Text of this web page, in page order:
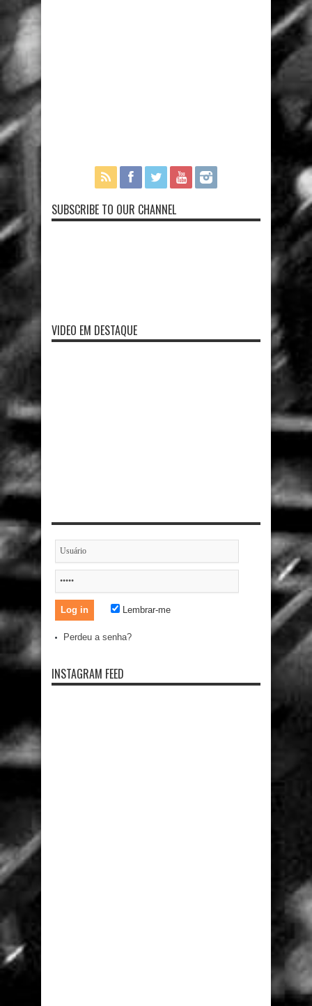
SUBSCRIBE TO OUR CHANNEL
VIDEO EM DESTAQUE
Lembrar-me
Perdeu a senha?
INSTAGRAM FEED